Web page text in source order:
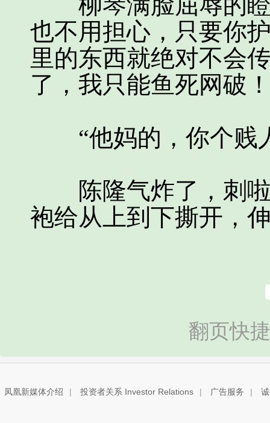
也不用担心，只要你
里的东西就绝对不会
了，我只能鱼死网破
“他妈的，你个贱
陈隆气炸了，刺啦
袍给从上到下撕开，
翻页快
凤凰新媒体介绍 | 投资者关系 Investor Relations | 广告服务 |